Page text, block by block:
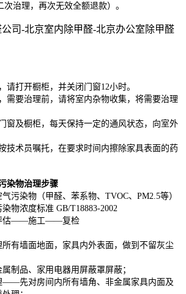
治理，再次无效全额退款）。
请打开橱柜，并关闭门窗12小时。
需要治理前，请将室内杂物收集，将需要治理
窗及橱柜，每天保持一定的通风状态，向室外
技术员嘱托，在要求时间内擦除家具表面的药
染物治理步骤
污染物（甲醛、苯系物、TVOC、PM2.5等）
物浓度标准 GB/T18883-2002
估——施工——复检
有墙面地面，家具内外表面，做到不留灰尘
制品、家用电器用屏蔽罩屏蔽；
——先对房间内所有墙角、非金属家具内面及